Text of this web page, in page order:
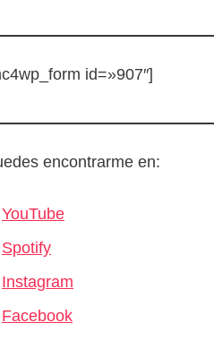
id=»907″]
encontrarme en:
YouTube
Spotify
Instagram
Facebook